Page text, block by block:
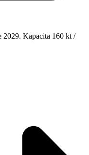
2029. Kapacita 160 kt /